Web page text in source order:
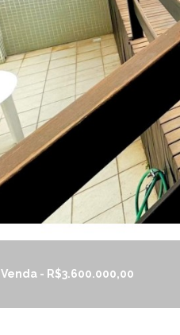
Venda - R$3.600.000,00